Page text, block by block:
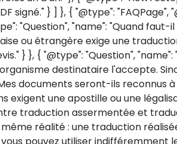
signé." } ] }, { "@type":
"Question", "name": "Quand
ou étrangère exige une
} }, { "@type": "Question",
destinataire l'accepte.
documents seront-ils reconnus
exigent une apostille ou une
traduction assermentée et
réalité : une traduction
pouvez utiliser indifféremment